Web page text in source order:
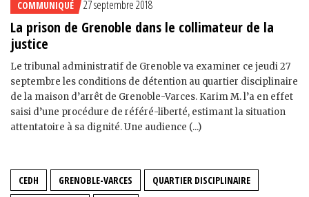
COMMUNIQUÉ 27 septembre 2018
La prison de Grenoble dans le collimateur de la
justice
Le tribunal administratif de Grenoble va examiner ce jeudi 27
septembre les conditions de détention au quartier disciplinaire
de la maison d’arrêt de Grenoble-Varces. Karim M. l’a en effet
saisi d’une procédure de référé-liberté, estimant la situation
attentatoire à sa dignité. Une audience (...)
CEDH GRENOBLE-VARCES
QUARTIER DISCIPLINAIRE